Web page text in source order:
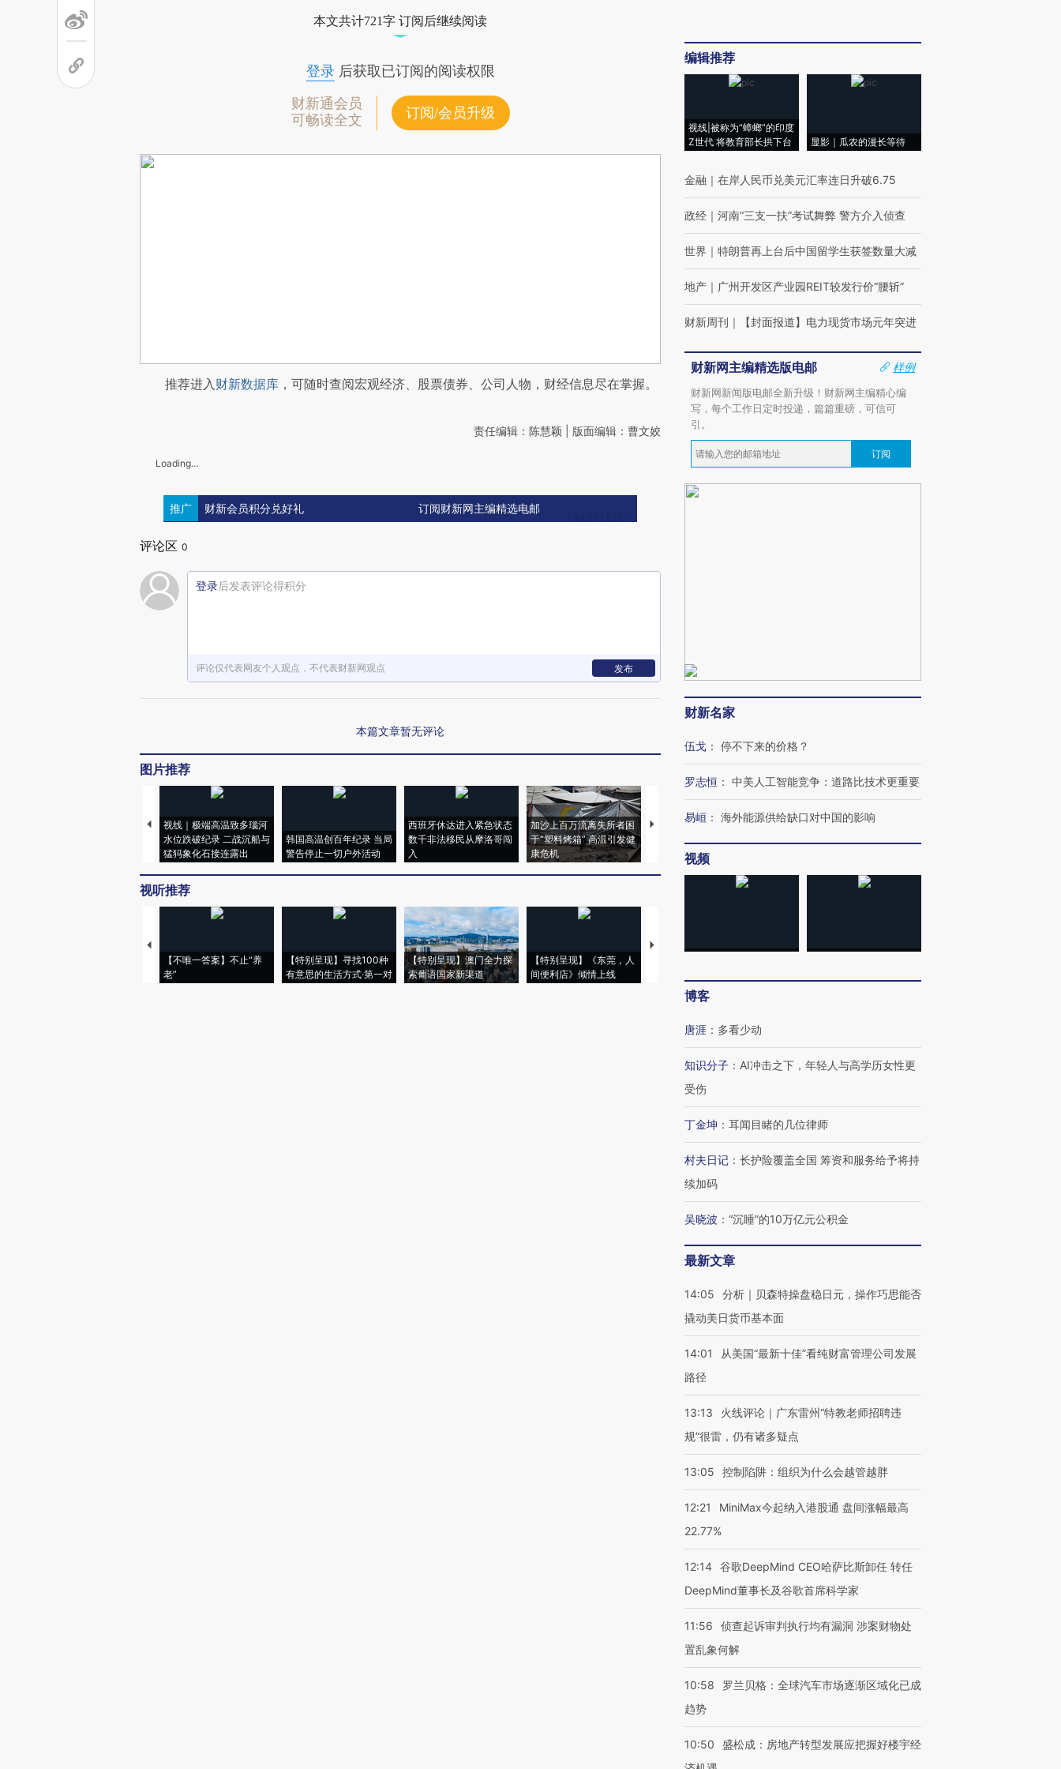
本文共计721字 订阅后继续阅读
登录后获取已订阅的阅读权限
财新通会员
可畅读全文
订阅/会员升级
推荐进入财新数据库 ，可随时查阅宏观经济、股票债券、公司人物，财经信息尽在掌握。
责任编辑：陈慧颖 | 版面编辑：曹文姣
Loading...
推广 财新会员积分兑好礼 订阅财新网主编精选电邮
评论区 0
登录后发表评论得积分
评论仅代表网友个人观点，不代表财新网观点 发布
本篇文章暂无评论
图片推荐
视线｜极端高温致多瑙河
水位跌破纪录 二战沉船与
猛犸象化石接连露出
韩国高温创百年纪录 当局
警告停止一切户外活动
西班牙休达进入紧急状态
数千非法移民从摩洛哥闯
入
加沙上百万流离失所者困
于“塑料烤箱” 高温引发健
康危机
马航飞行员跨国走私7万
视听推荐
【不唯一答案】不止“养
老”
【特别呈现】寻找100种
有意思的生活方式·第一对
【特别呈现】澳门全力探
索葡语国家新渠道
【特别呈现】《东莞，人
间便利店》倾情上线
【推广】走进第四届链博
【商旅对话】华住集团
编辑推荐
视线|被称为“蟑螂”的印度
Z世代 将教育部长拱下台
显影｜瓜农的漫长等待
金融 ｜ 在岸人民币兑美元汇率连日升破6.75
政经 ｜ 河南“三支一扶”考试舞弊 警方介入侦查
世界 ｜ 特朗普再上台后中国留学生获签数量大减
地产 ｜ 广州开发区产业园REIT较发行价“腰斩”
财新周刊 ｜ 【封面报道】电力现货市场元年突进
财新网主编精选版电邮
样例
财新网新闻版电邮全新升级！财新网主编精心编
写，每个工作日定时投递，篇篇重磅，可信可
引。
订阅
财新名家
伍戈 ： 停不下来的价格？
罗志恒 ： 中美人工智能竞争：道路比技术更重要
易峘 ： 海外能源供给缺口对中国的影响
视频
博客
唐涯 ： 多看少动
知识分子 ： AI冲击之下，年轻人与高学历女性更
受伤
丁金坤 ： 耳闻目睹的几位律师
村夫日记 ： 长护险覆盖全国 筹资和服务给予将持
续加码
吴晓波 ： “沉睡”的10万亿元公积金
最新文章
14:05
分析｜贝森特操盘稳日元，操作巧思能否
撬动美日货币基本面
14:01
从美国“最新十佳”看纯财富管理公司发展
路径
13:13
火线评论｜广东雷州“特教老师招聘违
规”很雷，仍有诸多疑点
13:05 控制陷阱：组织为什么会越管越胖
12:21
MiniMax今起纳入港股通 盘间涨幅最高
22.77%
12:14 谷歌DeepMind CEO哈萨比斯卸任 转任
DeepMind董事长及谷歌首席科学家
11:56
侦查起诉审判执行均有漏洞 涉案财物处
置乱象何解
10:58
罗兰贝格：全球汽车市场逐渐区域化已成
趋势
10:50
盛松成：房地产转型发展应把握好楼宇经